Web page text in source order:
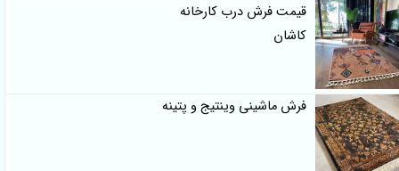
قیمت فرش درب کارخانه
کاشان
فرش ماشینی وینتیج و پتینه